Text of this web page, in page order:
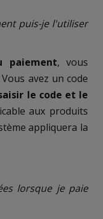
puis-je l'utiliser
paiement, vous
avez un code
le code et le
aux produits
appliquera la
lorsque je paie